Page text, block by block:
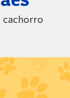
cachorro